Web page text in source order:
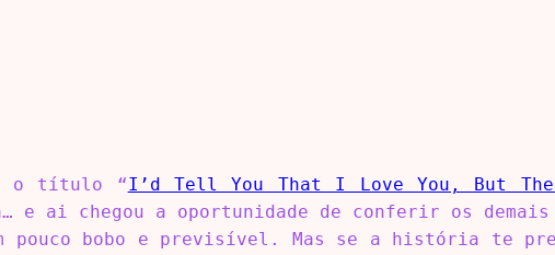
o título “I’d Tell You That I Love You, But
chegou a oportunidade de conferir os demais
pouco bobo e previsível. Mas se a história te